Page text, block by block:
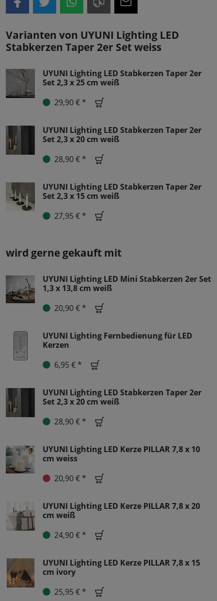
Varianten von UYUNI Lighting LED
Stabkerzen Taper 2er Set weiss
UYUNI Lighting LED Stabkerzen Taper 2er
Set 2,3 x 25 cm weiß
29,90 € *
UYUNI Lighting LED Stabkerzen Taper 2er
Set 2,3 x 20 cm weiß
28,90 € *
UYUNI Lighting LED Stabkerzen Taper 2er
Set 2,3 x 15 cm weiß
27,95 € *
wird gerne gekauft mit
UYUNI Lighting LED Mini Stabkerzen 2er Set
1,3 x 13,8 cm weiß
20,90 € *
UYUNI Lighting Fernbedienung für LED
Kerzen
6,95 € *
UYUNI Lighting LED Stabkerzen Taper 2er
Set 2,3 x 20 cm weiß
28,90 € *
UYUNI Lighting LED Kerze PILLAR 7,8 x 10
cm weiss
20,90 € *
UYUNI Lighting LED Kerze PILLAR 7,8 x 20
cm weiß
24,90 € *
UYUNI Lighting LED Kerze PILLAR 7,8 x 15
cm ivory
25,95 € *